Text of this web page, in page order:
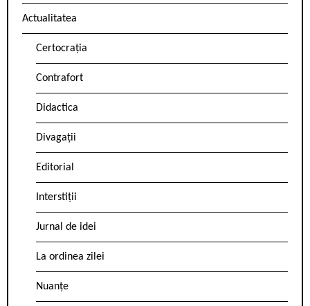
Actualitatea
Certocrația
Contrafort
Didactica
Divagații
Editorial
Interstiții
Jurnal de idei
La ordinea zilei
Nuanțe